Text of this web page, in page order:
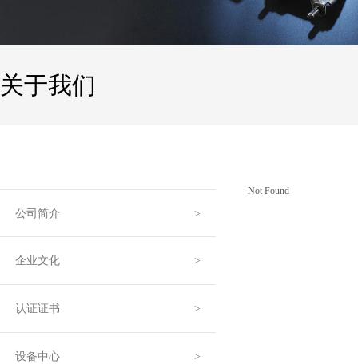
关于我们
公司简介
企业文化
认证证书
设备中心
Not Found